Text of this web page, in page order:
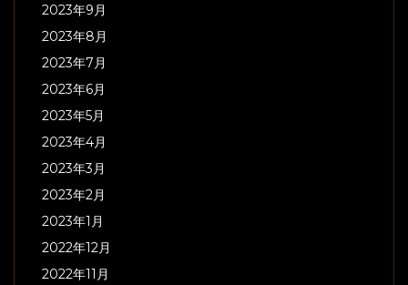
2023年9月
2023年8月
2023年7月
2023年6月
2023年5月
2023年4月
2023年3月
2023年2月
2023年1月
2022年12月
2022年11月